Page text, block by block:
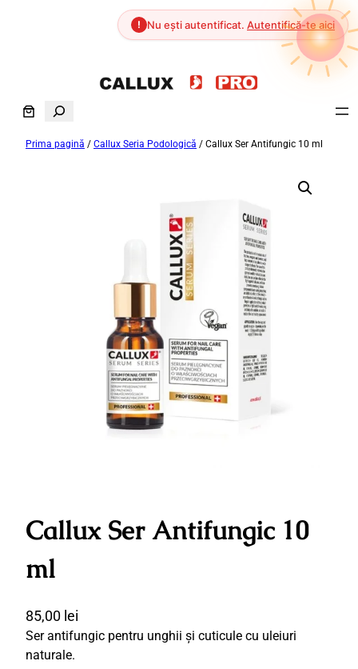
conținut
a
Prima pagină / Callux Seria Podologică / Callux Ser Antifungic 10 ml
Callux Ser Antifungic 10
ml
85,00 lei
Ser antifungic pentru unghii și cuticule cu uleiuri
naturale.
! Nu ești autentificat. Autentifică-te aici